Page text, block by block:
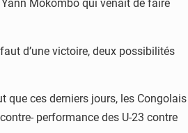
Mokombo qui venait de faire
d’une victoire, deux possibilités
que ces derniers jours, les Congolais
performance des U-23 contre